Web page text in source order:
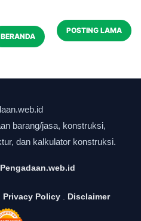
POSTING LAMA
BERANDA
Pengadaan.web.id
Privacy Policy. Disclaimer